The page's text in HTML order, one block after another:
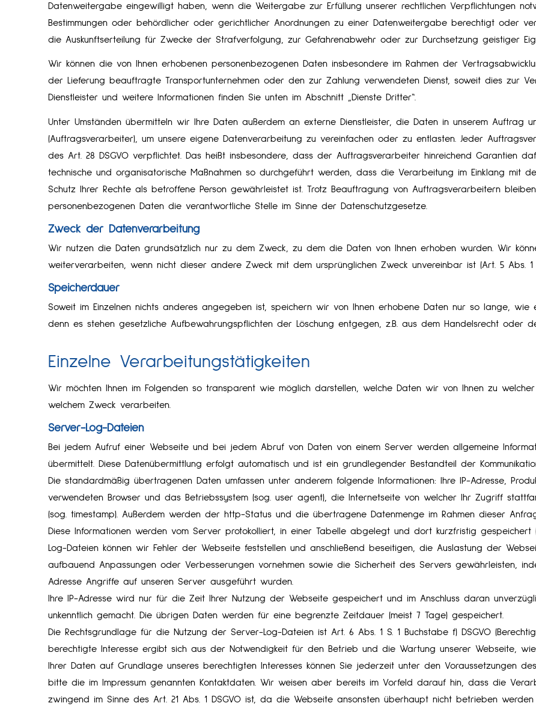
Datenweitergabe eingewilligt haben, wenn die Weitergabe zur Erfüllung unserer rechtlichen Verpflichtungen
Bestimmungen oder behördlicher oder gerichtlicher Anordnungen zu einer Datenweitergabe berechtigt oder
die Auskunftserteilung für Zwecke der Strafverfolgung, zur Gefahrenabwehr oder zur Durchsetzung geistiger
Wir können die von Ihnen erhobenen personenbezogenen Daten insbesondere im Rahmen der
der Lieferung beauftragte Transportunternehmen oder den zur Zahlung verwendeten Dienst, soweit dies zur
Dienstleister und weitere Informationen finden Sie unten im Abschnitt „Dienste Dritter“.
Unter Umständen übermitteln wir Ihre Daten außerdem an externe Dienstleister, die Daten in unserem Auftrag
(Auftragsverarbeiter), um unsere eigene Datenverarbeitung zu vereinfachen oder zu entlasten. Jeder
des Art. 28 DSGVO verpflichtet. Das heißt insbesondere, dass der Auftragsverarbeiter hinreichend Garantien
technische und organisatorische Maßnahmen so durchgeführt werden, dass die Verarbeitung im Einklang mit
Schutz Ihrer Rechte als betroffene Person gewährleistet ist. Trotz Beauftragung von Auftragsverarbeitern
personenbezogenen Daten die verantwortliche Stelle im Sinne der Datenschutzgesetze.
Zweck der Datenverarbeitung
Wir nutzen die Daten grundsätzlich nur zu dem Zweck, zu dem die Daten von Ihnen erhoben wurden. Wir
weiterverarbeiten, wenn nicht dieser andere Zweck mit dem ursprünglichen Zweck unvereinbar ist (Art. 5 Abs. 1
Speicherdauer
Soweit im Einzelnen nichts anderes angegeben ist, speichern wir von Ihnen erhobene Daten nur so lange,
denn es stehen gesetzliche Aufbewahrungspflichten der Löschung entgegen, z.B. aus dem Handelsrecht oder
Einzelne Verarbeitungstätigkeiten
Wir möchten Ihnen im Folgenden so transparent wie möglich darstellen, welche Daten wir von Ihnen zu
welchem Zweck verarbeiten.
Server-Log-Dateien
Bei jedem Aufruf einer Webseite und bei jedem Abruf von Daten von einem Server werden allgemeine
übermittelt. Diese Datenübermittlung erfolgt automatisch und ist ein grundlegender Bestandteil der
Die standardmäßig übertragenen Daten umfassen unter anderem folgende Informationen: Ihre IP-Adresse,
verwendeten Browser und das Betriebssystem (sog. user agent), die Internetseite von welcher Ihr Zugriff
(sog. timestamp). Außerdem werden der http-Status und die übertragene Datenmenge im Rahmen dieser
Diese Informationen werden vom Server protokolliert, in einer Tabelle abgelegt und dort kurzfristig gespeichert
Log-Dateien können wir Fehler der Webseite feststellen und anschließend beseitigen, die Auslastung der
aufbauend Anpassungen oder Verbesserungen vornehmen sowie die Sicherheit des Servers gewährleisten,
Adresse Angriffe auf unseren Server ausgeführt wurden.
Ihre IP-Adresse wird nur für die Zeit Ihrer Nutzung der Webseite gespeichert und im Anschluss daran
unkenntlich gemacht. Die übrigen Daten werden für eine begrenzte Zeitdauer (meist 7 Tage) gespeichert.
Die Rechtsgrundlage für die Nutzung der Server-Log-Dateien ist Art. 6 Abs. 1 S. 1 Buchstabe f) DSGVO
berechtigte Interesse ergibt sich aus der Notwendigkeit für den Betrieb und die Wartung unserer Webseite,
Ihrer Daten auf Grundlage unseres berechtigten Interesses können Sie jederzeit unter den Voraussetzungen
bitte die im Impressum genannten Kontaktdaten. Wir weisen aber bereits im Vorfeld darauf hin, dass die
zwingend im Sinne des Art. 21 Abs. 1 DSGVO ist, da die Webseite ansonsten überhaupt nicht betrieben werden